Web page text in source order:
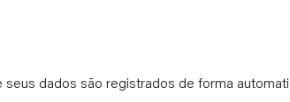
dados são registrados de forma